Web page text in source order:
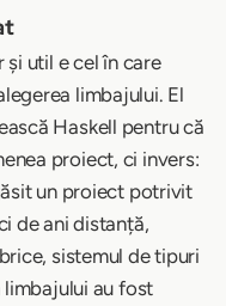
și util e cel în care
limbajului. El
Haskell pentru că
proiect, ci invers:
un proiect potrivit
de ani distanță,
sistemul de tipuri
au fost